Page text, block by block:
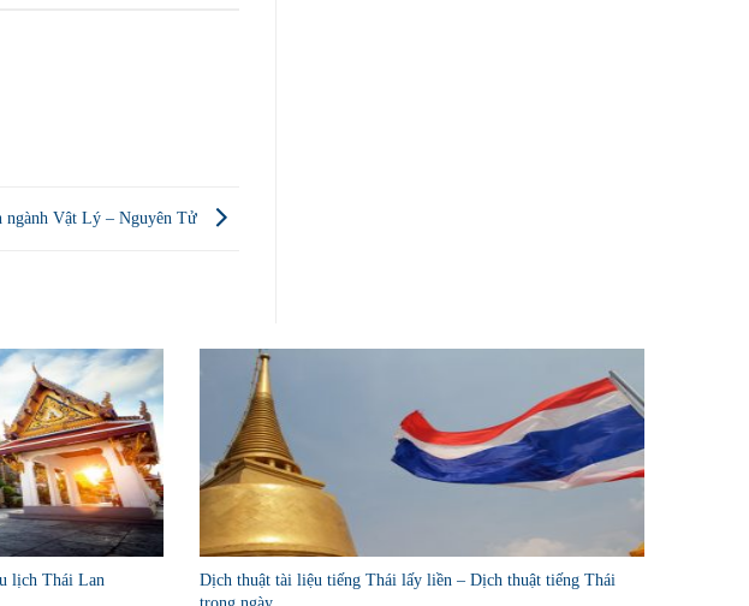
ngành Vật Lý – Nguyên Tử
lịch Thái Lan
Dịch thuật tài liệu tiếng Thái lấy liền – Dịch thuật tiếng Thái